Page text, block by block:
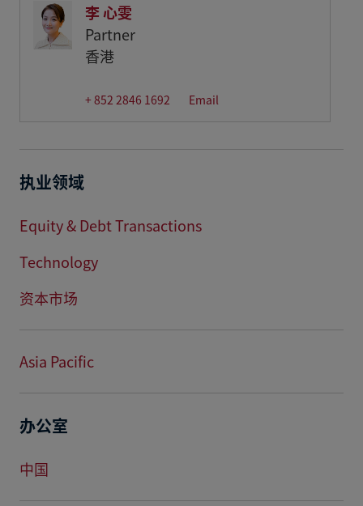
李 心雯
Partner
香港
+ 852 2846 1692 Email
执业领域
Equity & Debt Transactions
Technology
资本市场
Asia Pacific
办公室
中国